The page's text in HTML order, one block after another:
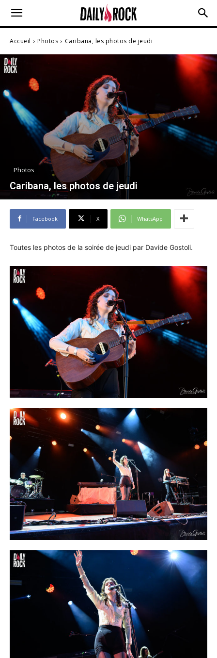
Accueil Photos Caribana, les photos de jeudi
Photos
Caribana, les photos de jeudi
Facebook X WhatsApp
Toutes les photos de la soirée de jeudi par Davide Gostoli.